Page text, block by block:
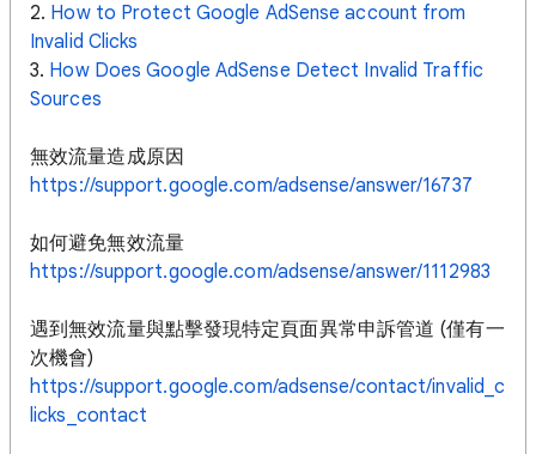
2. How to Protect Google AdSense account from
Invalid Clicks
3. How Does Google AdSense Detect Invalid Traffic
Sources
無效流量造成原因
https://support.google.com/adsense/answer/16737
如何避免無效流量
https://support.google.com/adsense/answer/1112983
遇到無效流量與點擊發現特定頁面異常申訴管道 (僅有一
次機會)
https://support.google.com/adsense/contact/invalid_c
licks_contact